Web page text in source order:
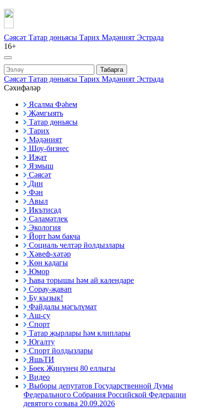
Сәясәт Татар дөньясы Тарих Мәдәният Эстрада
16+
Табарга
Сәясәт Татар дөньясы Тарих Мәдәният Эстрада
Сәхифәләр
Ясалма Фәһем
Җәмгыять
Татар дөньясы
Тарих
Мәдәният
Шоу-бизнес
Иҗат
Язмыш
Сәясәт
Дин
Фән
Авыл
Икътисад
Сәламәтлек
Экология
Йорт һәм бакча
Социаль челтәр йолдызлары
Хәвеф-хәтәр
Көн кадагы
Юмор
Һава торышы һәм ай календаре
Сорау-җавап
Бу кызык!
Файдалы мәгълүмат
Аш-су
Спорт
Татар җырлары һәм клиплары
Югалту
Спорт йолдызлары
ЯшьТИ
Бөек Җиңүнең 80 еллыгы
Видео
Выборы депутатов Государственной Думы
Федерального Собрания Российской Федерации
девятого созыва 20.09.2026